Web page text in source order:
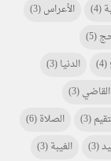
(4) الأعراس(3)
(5)
(4) الدنيا(3)
(3)
(3) الصلاة(6)
(3) الغيبة(3)